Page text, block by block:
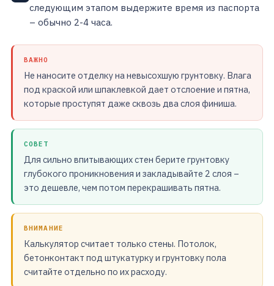
следующим этапом выдержите время из паспорта
– обычно 2-4 часа.
ВАЖНО
Не наносите отделку на невысохшую грунтовку. Влага
под краской или шпаклевкой дает отслоение и пятна,
которые проступят даже сквозь два слоя финиша.
СОВЕТ
Для сильно впитывающих стен берите грунтовку
глубокого проникновения и закладывайте 2 слоя –
это дешевле, чем потом перекрашивать пятна.
ВНИМАНИЕ
Калькулятор считает только стены. Потолок,
бетонконтакт под штукатурку и грунтовку пола
считайте отдельно по их расходу.